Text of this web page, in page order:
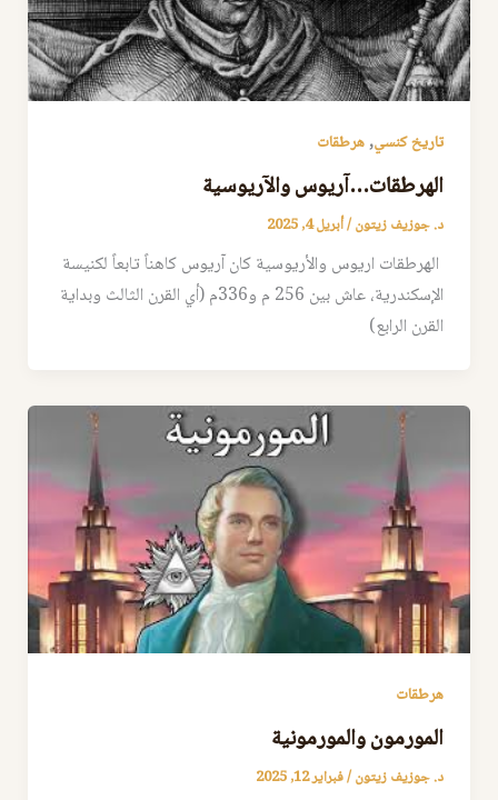
تاريخ كنسي,هرطقات
الهرطقات…آريوس والآريوسية
د. جوزيف زيتون/أبريل 4, 2025
الهرطقات اريوس والأريوسية كان آريوس كاهناً تابعاً لكنيسة
الإسكندرية، عاش بين 256 م و336م (أي القرن الثالث وبداية
القرن الرابع)
هرطقات
المورمون والمورمونية
د. جوزيف زيتون/فبراير 12, 2025